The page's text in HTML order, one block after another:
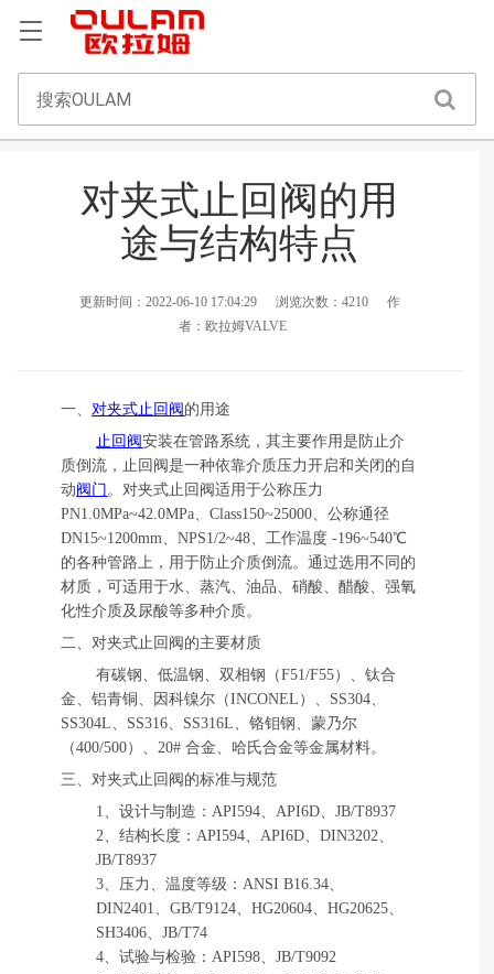
对夹式止回阀的用
途与结构特点
更新时间：2022-06-10 17:04:29 浏览次数：4210
作
者：欧拉姆VALVE
一、对夹式止回阀 的用途
止回阀安装在管路系统，其主要作用是防止介
质倒流，止回阀是一种依靠介质压力开启和关闭的自
动阀门 。对夹式止回阀适用于公称压力
PN1.0MPa~42.0MPa、Class150~25000、公称通径
DN15~1200mm、NPS1/2~48、工作温度 -196~540℃
的各种管路上，用于防止介质倒流。通过选用不同的
材质，可适用于水、蒸汽、油品、硝酸、醋酸、强氧
化性介质及尿酸等多种介质。
二、对夹式止回阀的主要材质
有碳钢、低温钢、双相钢（F51/F55）、钛合
金、铝青铜、因科镍尔（INCONEL）、SS304、
SS304L、SS316、SS316L、铬钼钢、蒙乃尔
（400/500）、20# 合金、哈氏合金等金属材料。
三、对夹式止回阀的标准与规范
1、设计与制造：API594、API6D、JB/T8937
2、结构长度：API594、API6D、DIN3202、
JB/T8937
3、压力、温度等级：ANSI B16.34、
DIN2401、GB/T9124、HG20604、HG20625、
SH3406、JB/T74
4、试验与检验：API598、JB/T9092